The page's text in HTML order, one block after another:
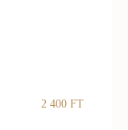
2 400 FT